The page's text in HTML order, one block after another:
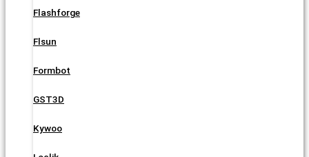
Flashforge
Flsun
Formbot
GST3D
Kywoo